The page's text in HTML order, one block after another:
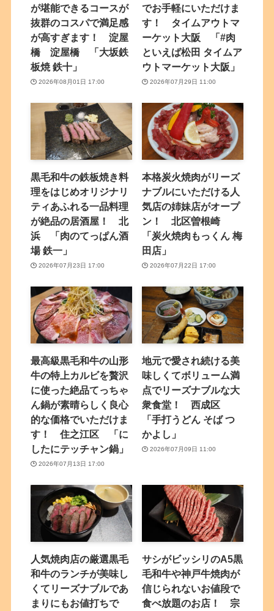
が堪能できるコースが
抜群のコスパで満足感
が高すぎます！ 淀屋
橋 淀屋橋 「大坂鉄
板焼 鉄十」
2026年08月01日 17:00
でお手軽にいただけま
す！ タイムアウトマ
ーケット大阪 「#肉
といえば松田 タイムア
ウトマーケット大阪」
2026年07月29日 11:00
黒毛和牛の鉄板焼き料
理をはじめオリジナリ
ティあふれる一品料理
が絶品の居酒屋！ 北
浜 「肉のてっぱん酒
場 鉄一」
2026年07月23日 17:00
本格炭火焼肉がリーズ
ナブルにいただける人
気店の姉妹店がオープ
ン！ 北区曽根崎
「炭火焼肉もっくん 梅
田店」
2026年07月22日 17:00
最高級黒毛和牛の山形
牛の特上カルビを贅沢
に使った絶品てっちゃ
ん鍋が素晴らしく良心
的な価格でいただけま
す！ 住之江区 「に
したにテッチャン鍋」
2026年07月13日 17:00
地元で愛され続ける美
味しくてボリューム満
点でリーズナブルな大
衆食堂！ 西成区
「手打うどん そば つ
かよし」
2026年07月09日 11:00
人気焼肉店の厳選黒毛
和牛のランチが美味し
くてリーズナブルであ
まりにもお値打ちで
サシがビッシリのA5黒
毛和牛や神戸牛焼肉が
信じられないお値段で
食べ放題のお店！ 宗